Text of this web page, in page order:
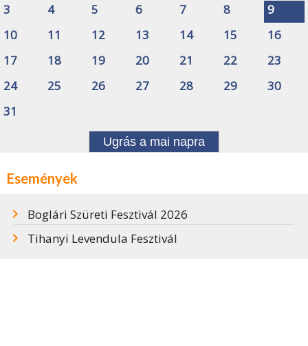
3
4 5 6 7 8
9
10
11 12 13 14 15
16
17
18 19 20 21 22
23
24
25 26 27 28 29
30
31
Ugrás a mai napra
Események
Boglári Szüreti Fesztivál 2026
Tihanyi Levendula Fesztivál